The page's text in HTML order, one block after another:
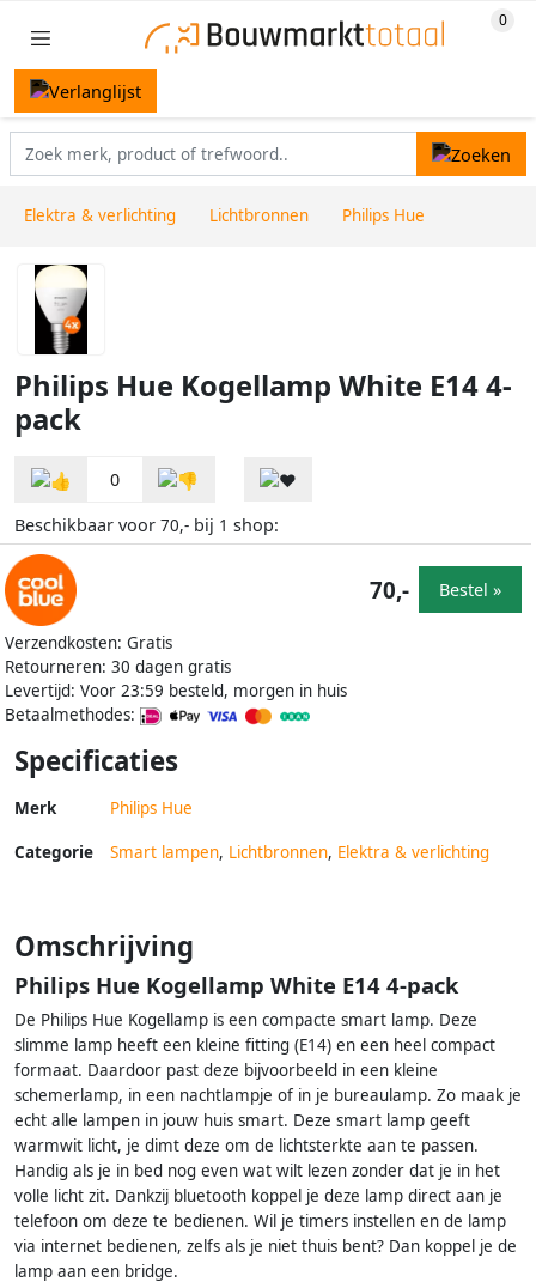
Elektra & verlichting Lichtbronnen Philips Hue
Philips Hue Kogellamp White E14 4-
pack
0
Beschikbaar voor 70,- bij 1 shop:
Verzendkosten: Gratis
Retourneren: 30 dagen gratis
Levertijd: Voor 23:59 besteld, morgen in huis
Betaalmethodes:
70,- Bestel »
Specificaties
Merk Philips Hue
Categorie Smart lampen, Lichtbronnen, Elektra & verlichting
Omschrijving
Philips Hue Kogellamp White E14 4-pack
De Philips Hue Kogellamp is een compacte smart lamp. Deze
slimme lamp heeft een kleine fitting (E14) en een heel compact
formaat. Daardoor past deze bijvoorbeeld in een kleine
schemerlamp, in een nachtlampje of in je bureaulamp. Zo maak je
echt alle lampen in jouw huis smart. Deze smart lamp geeft
warmwit licht, je dimt deze om de lichtsterkte aan te passen.
Handig als je in bed nog even wat wilt lezen zonder dat je in het
volle licht zit. Dankzij bluetooth koppel je deze lamp direct aan je
telefoon om deze te bedienen. Wil je timers instellen en de lamp
via internet bedienen, zelfs als je niet thuis bent? Dan koppel je de
lamp aan een bridge.